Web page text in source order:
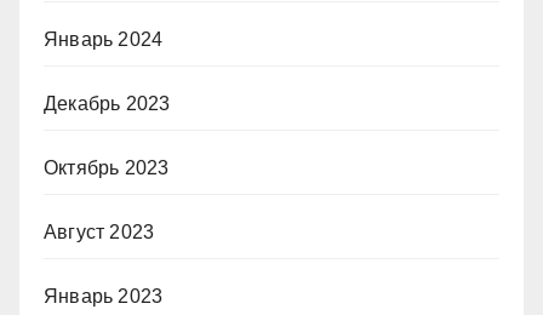
Январь 2024
Декабрь 2023
Октябрь 2023
Август 2023
Январь 2023